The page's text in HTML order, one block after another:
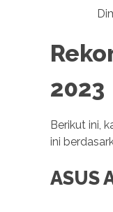
2023
Berikut ini,
ini
ASUS